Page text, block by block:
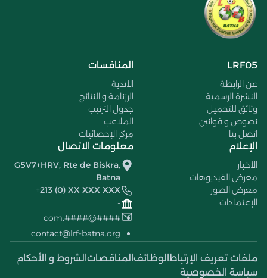
LRF05
عن الرابطة
النشرة الرسمية
وثائق للتحميل
نصوص و قوانين
اتصل بنا
المنافسات
الأندية
الرزنامة و النتائج
جدول الترتيب
الملاعب
مركز الإحصائيات
الإعلام
الأخبار
معرض الفيديوهات
معرض الصور
الإعتمادات
معلومات الاتصال
G5V7+HRV, Rte de Biskra,
Batna
+213 (0) XX XXX XXX
-
####@####.com
contact@lrf-batna.org
ملفات تعريف الإرتباط الوظائف المناقصات الشروط و الأحكام
سياسة الخصوصية